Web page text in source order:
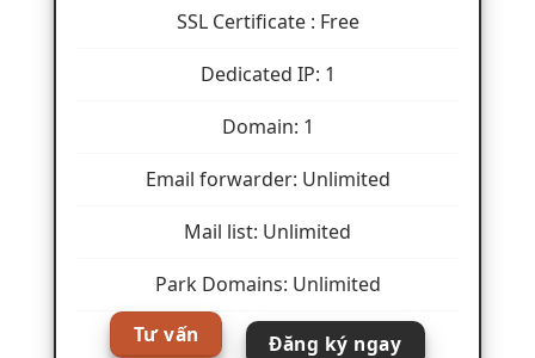
SSL Certificate : Free
Dedicated IP: 1
Domain: 1
Email forwarder: Unlimited
Mail list: Unlimited
Park Domains: Unlimited
Tư vấn
Đăng ký ngay